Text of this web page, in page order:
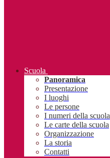
Scuola
Panoramica
Presentazione
I luoghi
Le persone
I numeri della scuola
Le carte della scuola
Organizzazione
La storia
Contatti